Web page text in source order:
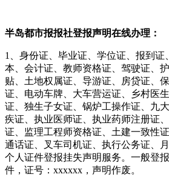
半岛都市报报社登报声明在线办理：
1、身份证、毕业证、学位证、报到证
本、会计证、教师资格证、驾驶证、
贴、土地权属证、导游证、房贷证、
证、电动车牌、大车营运证、乡村医
证、独生子女证、锅炉工操作证、九
疾证、执业医师证、执业药师注册证
证、监理工程师资格证、土建一致性
通话证、叉车司机证、执行公务证、
个人证件登报挂失声明服务。一般登
件，证号：xxxxxx，声明作废。